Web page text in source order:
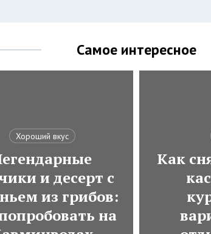
Самое интересное
Хороший вкус
и десерт с
из грибов:
на
Как